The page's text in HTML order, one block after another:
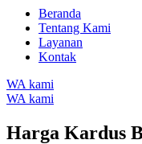
Beranda
Tentang Kami
Layanan
Kontak
WA kami
WA kami
Harga Kardus